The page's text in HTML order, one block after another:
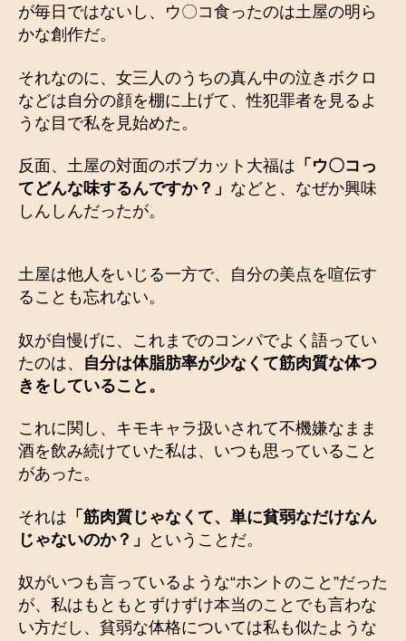
が毎日ではないし、ウ〇コ食ったのは土屋の明ら
かな創作だ。
それなのに、女三人のうちの真ん中の泣きボクロ
などは自分の顔を棚に上げて、性犯罪者を見るよ
うな目で私を見始めた。
反面、土屋の対面のボブカット大福は 「ウ〇コっ
てどんな味するんですか？」 などと、なぜか興味
しんしんだったが。
土屋は他人をいじる一方で、自分の美点を喧伝す
ることも忘れない。
奴が自慢げに、これまでのコンパでよく語ってい
たのは、 自分は体脂肪率が少なくて筋肉質な体つ
きをしていること。
これに関し、キモキャラ扱いされて不機嫌なまま
酒を飲み続けていた私は、いつも思っていること
があった。
それは 「筋肉質じゃなくて、単に貧弱なだけなん
じゃないのか？」
ということだ。
奴がいつも言っているような“ホントのこと”だった
が、私はもともとずけずけ本当のことでも言わな
い方だし、貧弱な体格については私も似たような